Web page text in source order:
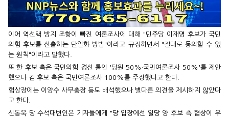
이어 역선택 방지 조항이 빠진 여론조사에 대해 "민주당 이재명 후보가 국민
의힘 후보를 선출하는 단일화 방법"이라고 규정하면서 "절대로 동의할 수 없
는 원칙"이라고 말했다.
또 한 후보 측은 국민의힘 경선 룰인 '당원 50%·국민여론조사 50%'를 제안
했으나 김 후보 측은 국민여론조사 100%를 주장했다고 한다.
협상장에는 이양수 사무총장 등도 배석했으나 별다른 의견을 제시하지 않았다
고 한다.
신동욱 당 수석대변인은 기자들에게 "당 입장에선 일당 양 후보 측 협상이 우